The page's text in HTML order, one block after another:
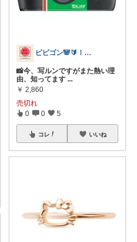
ピピゴン🐼🔰！！ふぉろばします🐼✈️
📸今、写ルンですがまた熱い理
由、知ってます ...
￥ 2,860
売切れ
0 0 5
コレ いいね